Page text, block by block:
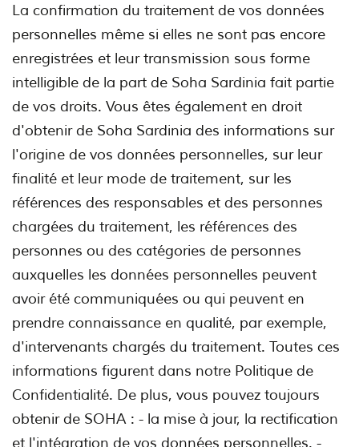
La confirmation du traitement de vos données
personnelles même si elles ne sont pas encore
enregistrées et leur transmission sous forme
intelligible de la part de Soha Sardinia fait partie
de vos droits. Vous êtes également en droit
d'obtenir de Soha Sardinia des informations sur
l'origine de vos données personnelles, sur leur
finalité et leur mode de traitement, sur les
références des responsables et des personnes
chargées du traitement, les références des
personnes ou des catégories de personnes
auxquelles les données personnelles peuvent
avoir été communiquées ou qui peuvent en
prendre connaissance en qualité, par exemple,
d'intervenants chargés du traitement. Toutes ces
informations figurent dans notre Politique de
Confidentialité. De plus, vous pouvez toujours
obtenir de SOHA : - la mise à jour, la rectification
et l'intégration de vos données personnelles. -